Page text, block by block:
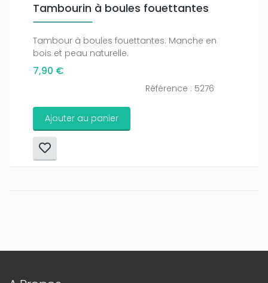
Tambourin à boules fouettantes
Tambour à boules fouettantes. Manche en
bois et peau naturelle.
7,90 €
Référence : 5276
Ajouter au panier